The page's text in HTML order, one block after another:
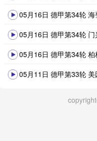
05月16日 德甲第34轮
05月16日 德甲第34轮
05月16日 德甲第34轮
05月11日 德甲第33轮